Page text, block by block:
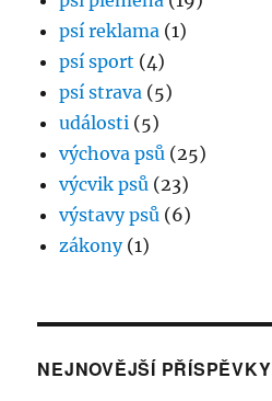
psí reklama (1)
psí sport (4)
psí strava (5)
události (5)
výchova psů (25)
výcvik psů (23)
výstavy psů (6)
zákony(1)
NEJNOVĚJŠÍ PŘÍSPĚVKY